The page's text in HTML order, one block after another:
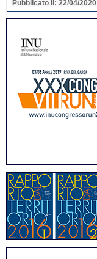
Pubblicato il: 22/04/2020